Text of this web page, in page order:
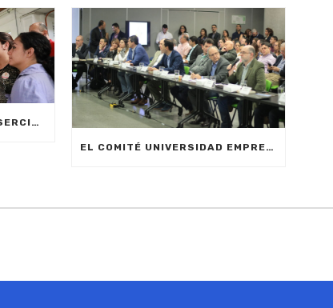
AVANZA EL MODELO DE INSERCIÓN LABORAL
EL COMITÉ UNIVERSIDAD EMPRESA ESTADO CUEE DESTACA LA IMPORTANCIA DE LA FORMACIÓN TÉCNICA Y TECNOLÓGICA EN EL PRIMER COMITÉ DEL AÑO